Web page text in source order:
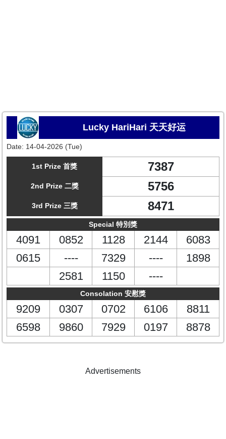
Lucky HariHari 天天好运
Date: 14-04-2026 (Tue)
1st Prize 首獎 7387
2nd Prize 二獎 5756
3rd Prize 三獎 8471
Special 特別獎
4091 0852 1128 2144
6083
0615
---- 7329 ----
1898
2581
1150 ----
Consolation 安慰獎
9209 0307 0702 6106
8811
6598
9860 7929 0197 8878
Advertisements